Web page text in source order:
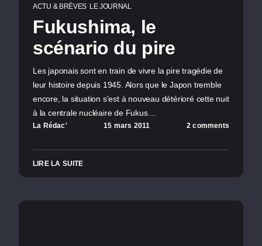
ACTU & BRÈVES LE JOURNAL
Fukushima, le
scénario du pire
Les japonais sont en train de vivre la pire tragédie de
leur histoire depuis 1945. Alors que le Japon tremble
encore, la situation s'est à nouveau détérioré cette nuit
à la centrale nucléaire de Fukus…
La Rédac' 15 mars 2011 2 comments
LIRE LA SUITE